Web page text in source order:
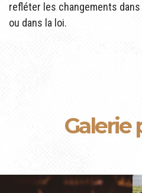
refléter les changements
ou dans la loi.
Galerie